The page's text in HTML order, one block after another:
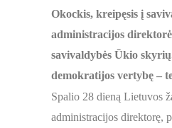
Okockis, kreipęsis į
administracijos
savivaldybės Ūkio
demokratijos vertybę –
Spalio 28 dieną Lietuvos
administracijos direktorę,